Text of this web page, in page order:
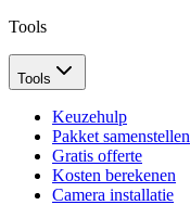
Tools
Tools
Keuzehulp
Pakket samenstellen
Gratis offerte
Kosten berekenen
Camera installatie